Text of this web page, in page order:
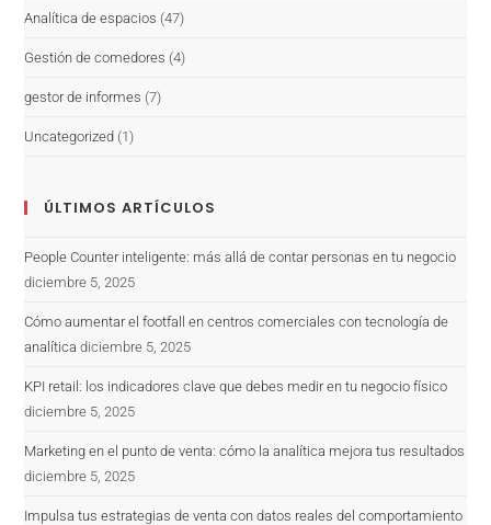
Analítica de espacios (47)
Gestión de comedores (4)
gestor de informes (7)
Uncategorized (1)
ÚLTIMOS ARTÍCULOS
People Counter inteligente: más allá de contar personas en tu negocio
diciembre 5, 2025
Cómo aumentar el footfall en centros comerciales con tecnología de
analítica diciembre 5, 2025
KPI retail: los indicadores clave que debes medir en tu negocio físico
diciembre 5, 2025
Marketing en el punto de venta: cómo la analítica mejora tus resultados
diciembre 5, 2025
Impulsa tus estrategias de venta con datos reales del comportamiento